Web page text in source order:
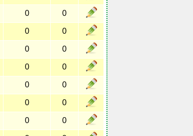
0 0
0 0
0 0
0 0
0 0
0 0
0 0